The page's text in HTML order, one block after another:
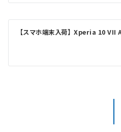
ビ
ゲ
ョ
【スマホ端末入荷】Xperia 10 VII